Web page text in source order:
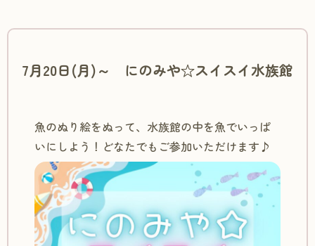
7月20日(月)～ にのみや☆スイスイ水族館
魚のぬり絵をぬって、水族館の中を魚でいっぱ
いにしよう！どなたでもご参加いただけます♪